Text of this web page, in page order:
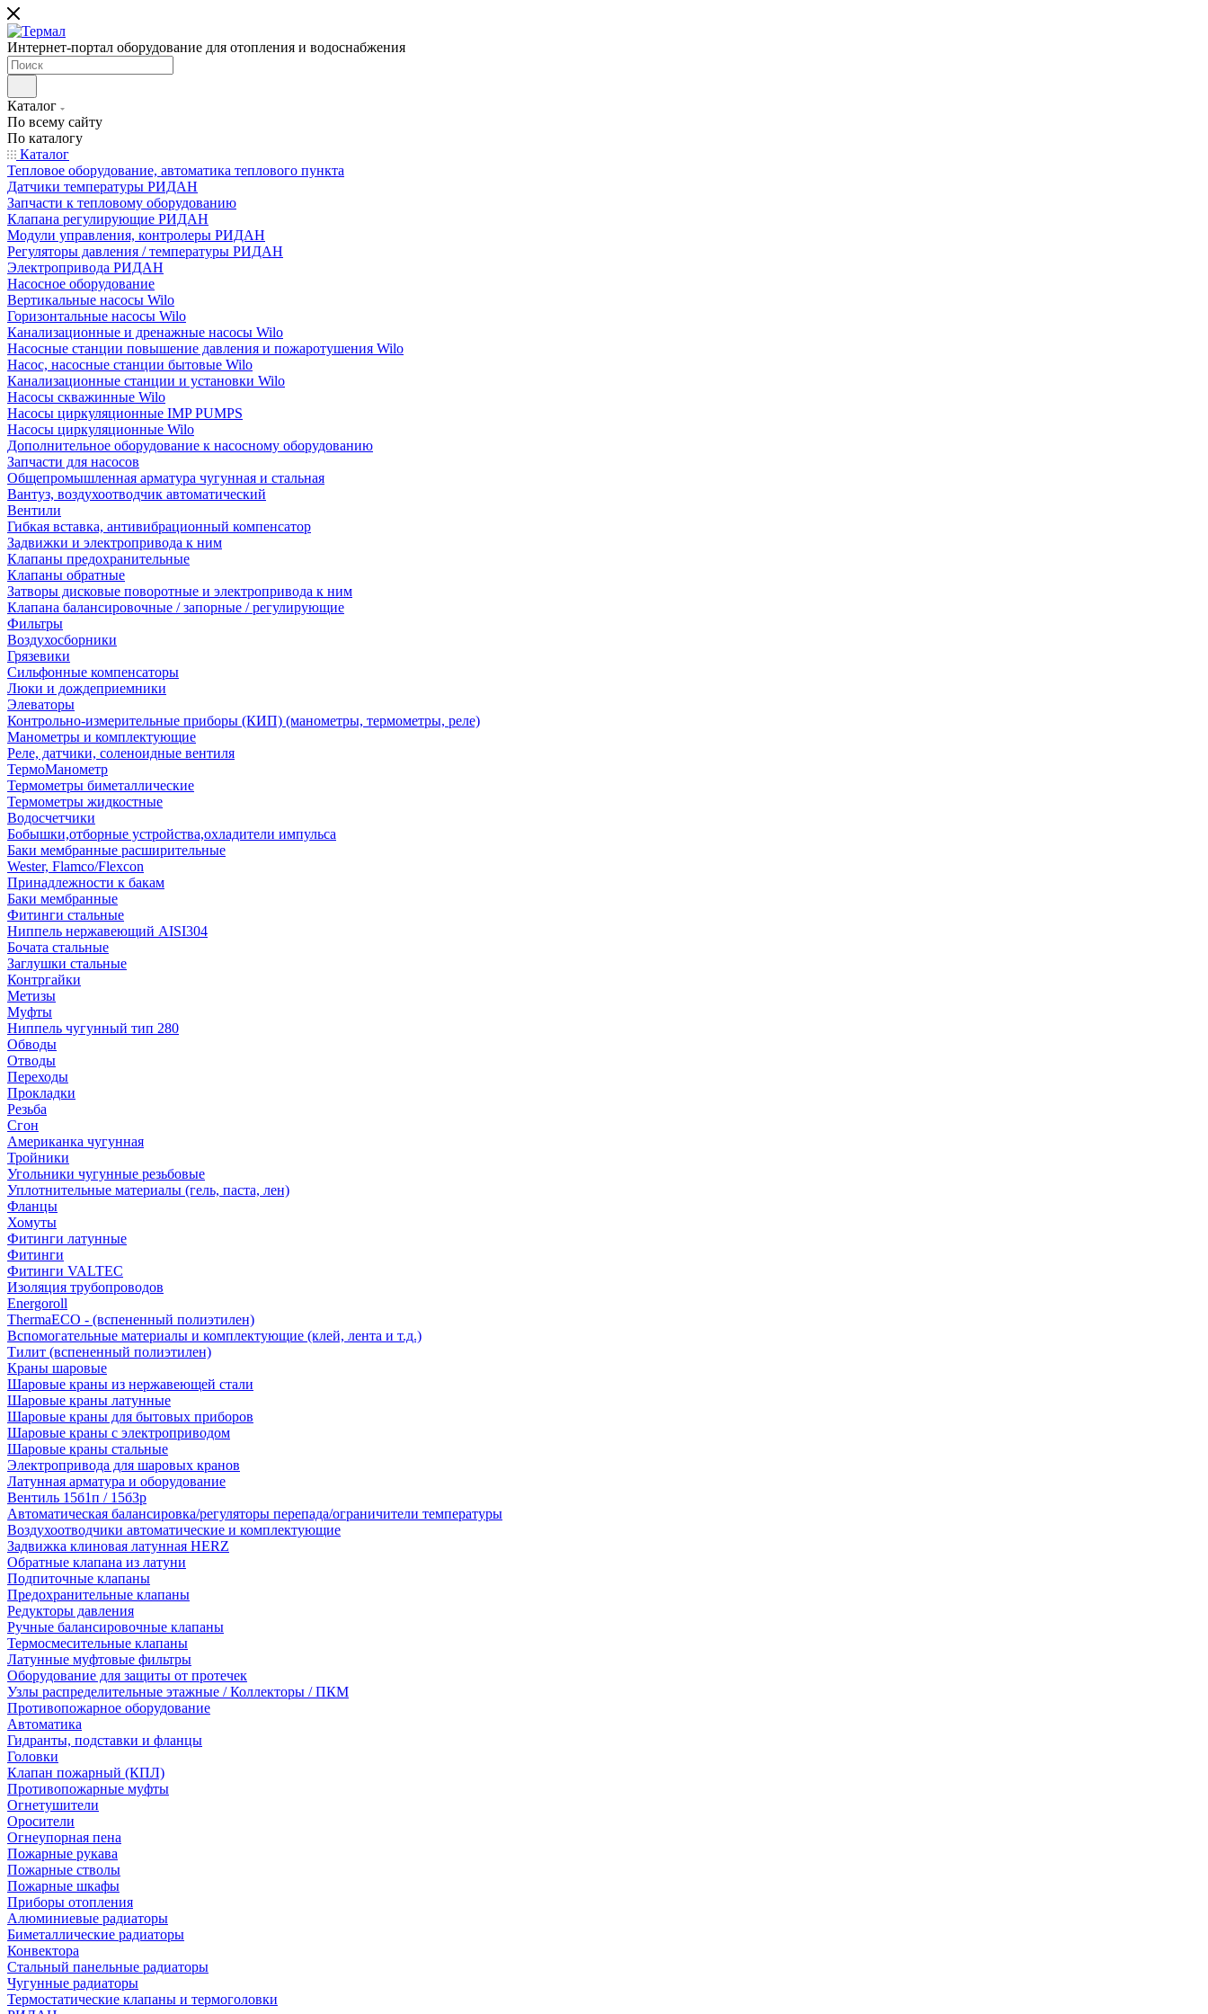
Интернет-портал оборудование для отопления и водоснабжения
Каталог
По всему сайту
По каталогу
Каталог
Тепловое оборудование, автоматика теплового пункта
Датчики температуры РИДАН
Запчасти к тепловому оборудованию
Клапана регулирующие РИДАН
Модули управления, контролеры РИДАН
Регуляторы давления / температуры РИДАН
Электропривода РИДАН
Насосное оборудование
Вертикальные насосы Wilo
Горизонтальные насосы Wilo
Канализационные и дренажные насосы Wilo
Насосные станции повышение давления и пожаротушения Wilo
Насос, насосные станции бытовые Wilo
Канализационные станции и установки Wilo
Насосы скважинные Wilo
Насосы циркуляционные IMP PUMPS
Насосы циркуляционные Wilo
Дополнительное оборудование к насосному оборудованию
Запчасти для насосов
Общепромышленная арматура чугунная и стальная
Вантуз, воздухоотводчик автоматический
Вентили
Гибкая вставка, антивибрационный компенсатор
Задвижки и электропривода к ним
Клапаны предохранительные
Клапаны обратные
Затворы дисковые поворотные и электропривода к ним
Клапана балансировочные / запорные / регулирующие
Фильтры
Воздухосборники
Грязевики
Сильфонные компенсаторы
Люки и дождеприемники
Элеваторы
Контрольно-измерительные приборы (КИП) (манометры, термометры, реле)
Манометры и комплектующие
Реле, датчики, соленоидные вентиля
ТермоМанометр
Термометры биметаллические
Термометры жидкостные
Водосчетчики
Бобышки,отборные устройства,охладители импульса
Баки мембранные расширительные
Wester, Flamco/Flexcon
Принадлежности к бакам
Баки мембранные
Фитинги стальные
Ниппель нержавеющий AISI304
Бочата стальные
Заглушки стальные
Контргайки
Метизы
Муфты
Ниппель чугунный тип 280
Обводы
Отводы
Переходы
Прокладки
Резьба
Сгон
Американка чугунная
Тройники
Угольники чугунные резьбовые
Уплотнительные материалы (гель, паста, лен)
Фланцы
Хомуты
Фитинги латунные
Фитинги
Фитинги VALTEC
Изоляция трубопроводов
Energoroll
ThermaECO - (вспененный полиэтилен)
Вспомогательные материалы и комплектующие (клей, лента и т.д.)
Тилит (вспененный полиэтилен)
Краны шаровые
Шаровые краны из нержавеющей стали
Шаровые краны латунные
Шаровые краны для бытовых приборов
Шаровые краны с электроприводом
Шаровые краны стальные
Электропривода для шаровых кранов
Латунная арматура и оборудование
Вентиль 15б1п / 15б3р
Автоматическая балансировка/регуляторы перепада/ограничители температуры
Воздухоотводчики автоматические и комплектующие
Задвижка клиновая латунная HERZ
Обратные клапана из латуни
Подпиточные клапаны
Предохранительные клапаны
Редукторы давления
Ручные балансировочные клапаны
Термосмесительные клапаны
Латунные муфтовые фильтры
Оборудование для защиты от протечек
Узлы распределительные этажные / Коллекторы / ПКМ
Противопожарное оборудование
Автоматика
Гидранты, подставки и фланцы
Головки
Клапан пожарный (КПЛ)
Противопожарные муфты
Огнетушители
Оросители
Огнеупорная пена
Пожарные рукава
Пожарные стволы
Пожарные шкафы
Приборы отопления
Алюминиевые радиаторы
Биметаллические радиаторы
Конвектора
Стальный панельные радиаторы
Чугунные радиаторы
Термостатические клапаны и термоголовки